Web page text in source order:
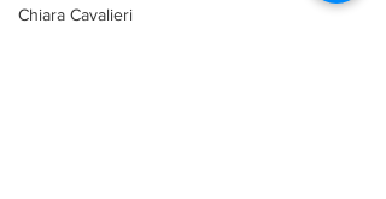
Chiara Cavalieri